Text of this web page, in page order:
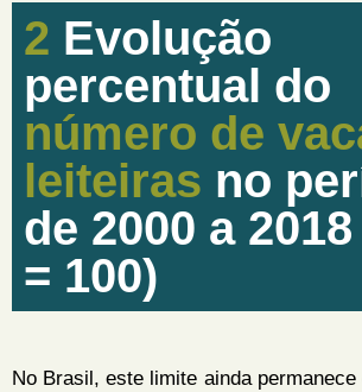
2 Evolução
percentual do
número de
leiteiras no
de 2000 a
= 100)
No Brasil, este limite ainda